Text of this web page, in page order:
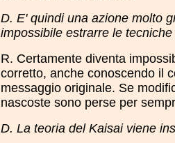
D. E' quindi una azione molto
impossibile estrarre le
R. Certamente diventa
corretto, anche conoscendo il
messaggio originale. Se
nascoste sono perse per
D. La teoria del Kaisai viene